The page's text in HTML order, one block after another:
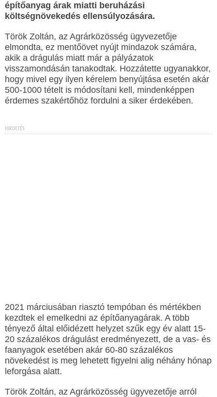
építőanyag árak miatti beruházási
költségnövekedés ellensúlyozására.
Török Zoltán, az Agrárközösség ügyvezetője
elmondta, ez mentőövet nyújt mindazok számára,
akik a drágulás miatt már a pályázatok
visszamondásán tanakodtak. Hozzátette ugyanakkor,
hogy mivel egy ilyen kérelem benyújtása esetén akár
500-1000 tételt is módosítani kell, mindenképpen
érdemes szakértőhöz fordulni a siker érdekében.
HIRDETÉS
2021 márciusában riasztó tempóban és mértékben
kezdtek el emelkedni az építőanyagárak. A több
tényező által előidézett helyzet szűk egy év alatt 15-
20 százalékos drágulást eredményezett, de a vas- és
faanyagok esetében akár 60-80 százalékos
növekedést is meg lehetett figyelni alig néhány hónap
leforgása alatt.
Török Zoltán, az Agrárközösség ügyvezetője arról